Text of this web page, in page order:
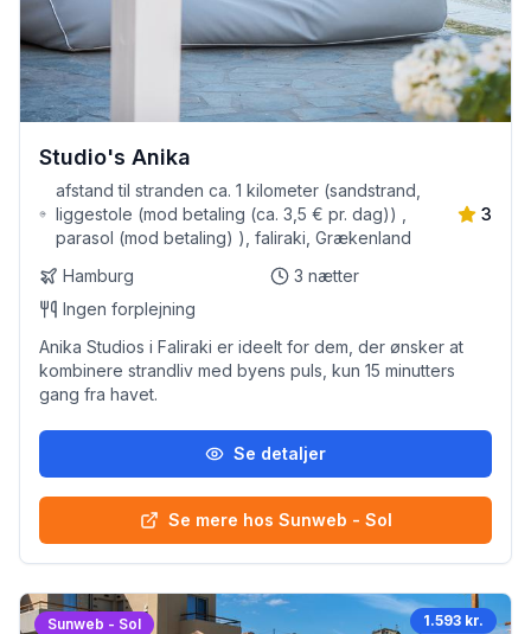
Studio's Anika
afstand til stranden ca. 1 kilometer (sandstrand,
liggestole (mod betaling (ca. 3,5 € pr. dag)) ,
parasol (mod betaling) ), faliraki, Grækenland
3
Hamburg 3 nætter
Ingen forplejning
Anika Studios i Faliraki er ideelt for dem, der ønsker at
kombinere strandliv med byens puls, kun 15 minutters
gang fra havet.
Se detaljer
Se mere hos Sunweb - Sol
Sunweb - Sol
1.593 kr.